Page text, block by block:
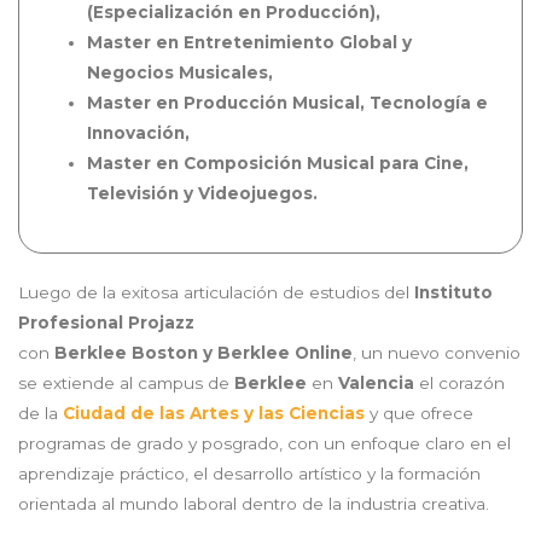
(Especialización en Producción),
Master en Entretenimiento Global y
Negocios Musicales,
Master en Producción Musical, Tecnología e
Innovación,
Master en Composición Musical para Cine,
Televisión y Videojuegos.
Luego de la exitosa articulación de estudios del Instituto
Profesional
Projazz
con Berklee Boston y Berklee Online , un nuevo convenio
se extiende al campus de Berklee en Valencia el corazón
de la Ciudad de las Artes y las Ciencias y que ofrece
programas de grado y posgrado, con un enfoque claro en el
aprendizaje práctico, el desarrollo artístico y la formación
orientada al mundo laboral dentro de la industria creativa.